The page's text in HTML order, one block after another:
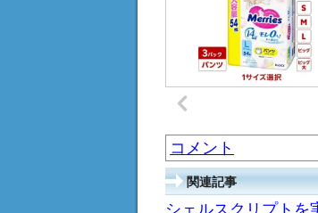
コメント
関連記事
シェルスクリプトを